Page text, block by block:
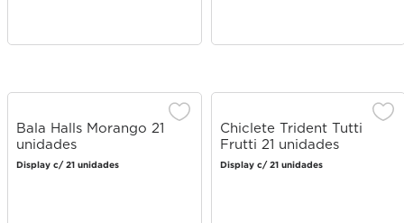
Bala Halls Morango 21
unidades
Display c/ 21 unidades
Chiclete Trident Tutti
Frutti 21 unidades
Display c/ 21 unidades